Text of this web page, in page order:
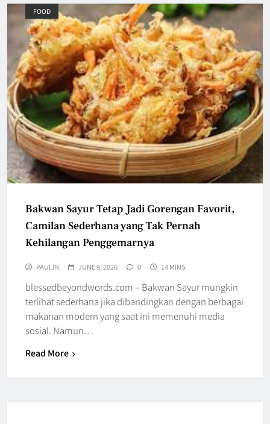
FOOD
Bakwan Sayur Tetap Jadi Gorengan Favorit,
Camilan Sederhana yang Tak Pernah
Kehilangan Penggemarnya
PAULIN JUNE 9, 2026 0 14 MINS
blessedbeyondwords.com – Bakwan Sayur mungkin
terlihat sederhana jika dibandingkan dengan berbagai
makanan modern yang saat ini memenuhi media
sosial. Namun…
Read More